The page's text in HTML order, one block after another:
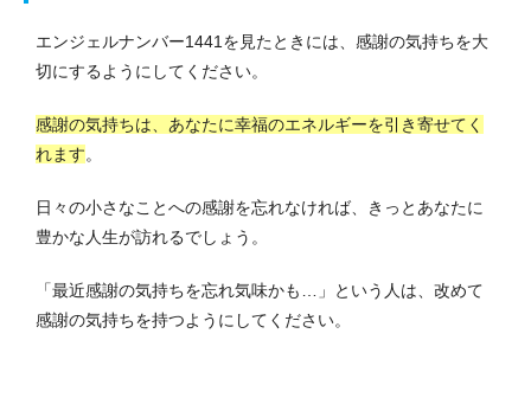
エンジェルナンバー1441を見たときには、感謝の気持ちを大
切にするようにしてください。
感謝の気持ちは、あなたに幸福のエネルギーを引き寄せてく
れます。
日々の小さなことへの感謝を忘れなければ、きっとあなたに
豊かな人生が訪れるでしょう。
「最近感謝の気持ちを忘れ気味かも…」という人は、改めて
感謝の気持ちを持つようにしてください。